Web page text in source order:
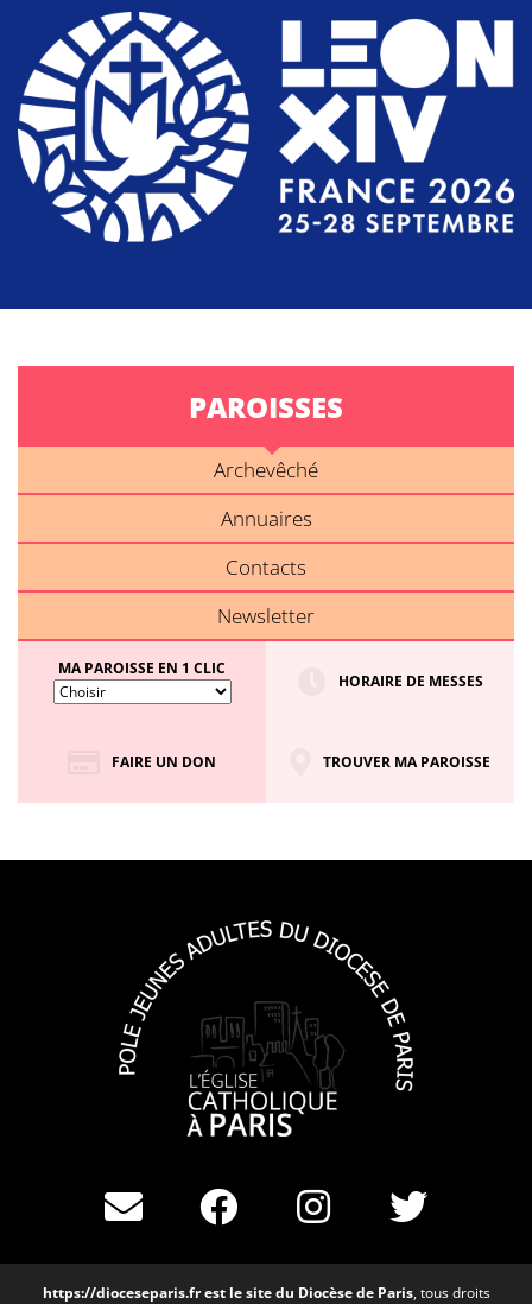
PAROISSES
Archevêché
Annuaires
Contacts
Newsletter
MA PAROISSE EN 1 CLIC
HORAIRE DE MESSES
FAIRE UN DON TROUVER MA PAROISSE
https://dioceseparis.frest le site du Diocèse de Paris, tous droits